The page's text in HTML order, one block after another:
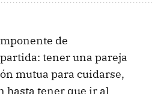
de
tener una pareja
mutua para cuidarse,
hasta tener que ir al